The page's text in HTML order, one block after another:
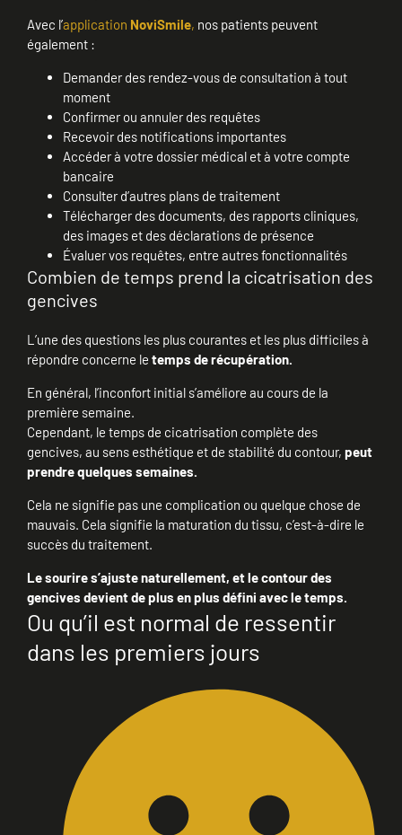
Avec l’application NoviSmile, nos patients peuvent
également :
Demander des rendez-vous de consultation à tout
moment
Confirmer ou annuler des requêtes
Recevoir des notifications importantes
Accéder à votre dossier médical et à votre compte
bancaire
Consulter d’autres plans de traitement
Télécharger des documents, des rapports cliniques,
des images et des déclarations de présence
Évaluer vos requêtes, entre autres fonctionnalités
Combien de temps prend la cicatrisation des
gencives
L’une des questions les plus courantes et les plus difficiles à
répondre concerne le temps de récupération.
En général, l’inconfort initial s’améliore au cours de la
première semaine.
Cependant, le temps de cicatrisation complète des
gencives, au sens esthétique et de stabilité du contour, peut
prendre quelques semaines.
Cela ne signifie pas une complication ou quelque chose de
mauvais. Cela signifie la maturation du tissu, c’est-à-dire le
succès du traitement.
Le sourire s’ajuste naturellement, et le contour des
gencives devient de plus en plus défini avec le temps.
Ou qu’il est normal de ressentir
dans les premiers jours